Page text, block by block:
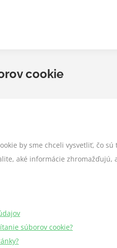
cookie
by sme chceli vysvetliť, čo
aké informácie zhromažďujú,
súborov cookie?